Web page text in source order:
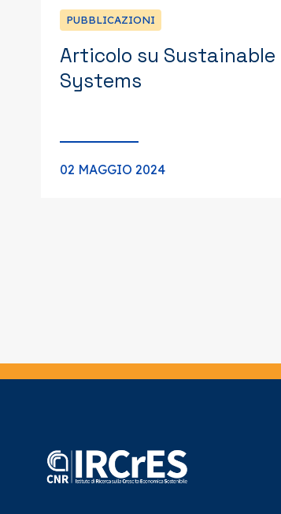
PUBBLICAZIONI
Articolo su Sustainable
Systems
02 MAGGIO 2024